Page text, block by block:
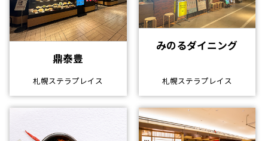
鼎泰豊
札幌ステラプレイス
みのるダイニング
札幌ステラプレイス